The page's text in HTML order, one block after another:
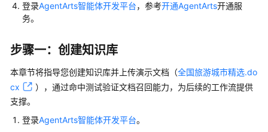
题
频
助
文
下
登录AgentArts智能体开发平台，参考开通AgentArts开通服
务。
步骤一：创建知识库
本章节将指导您创建知识库并上传演示文档（全国旅游城市精选.do
cx
），通过命中测试验证文档召回能力，为后续的工作流提供
支撑。
登录AgentArts智能体开发平台。